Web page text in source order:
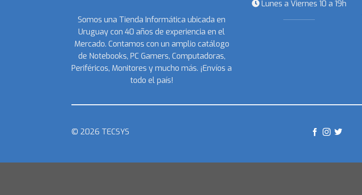
Somos una Tienda Informática ubicada en
Uruguay con 40 años de experiencia en el
Mercado. Contamos con un amplio catálogo
de Notebooks, PC Gamers, Computadoras,
Periféricos, Monitores y mucho más. ¡Envíos a
todo el país!
Lunes a Viernes 10 a 19h
© 2026 TECSYS